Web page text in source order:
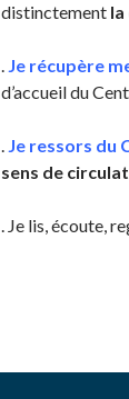
distinctement
. Je récupère
d’accueil du
. Je ressors du
sens de
. Je lis, écoute,